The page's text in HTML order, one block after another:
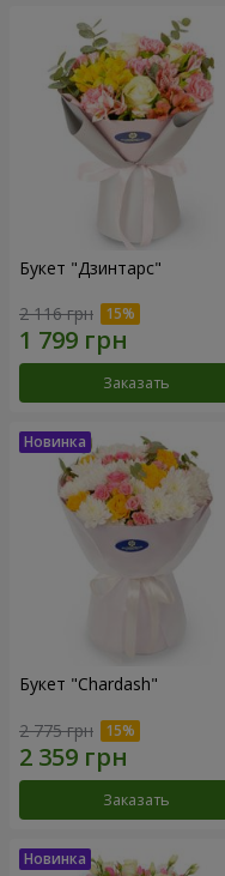
Букет "Дзинтарс"
2 116 грн
Заказать
Букет "Chardash"
2 775 грн
Заказать